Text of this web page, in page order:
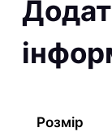
Розмір